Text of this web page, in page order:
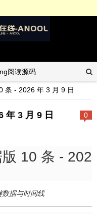
阅读源码
榜
条 - 2026 年 3 月 9 日
0
年 3 月 9 日
10 条 - 202
据与时间线